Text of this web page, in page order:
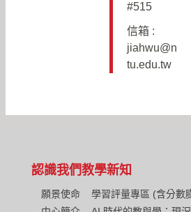
#515
信箱 :
jiahwu@n
tu.edu.tw
認識我們
願景使命
教學新知
學習評量專區 (含分數